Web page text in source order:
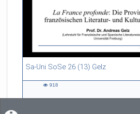
Sa-Uni SoSe 26 (13) Gelz
55:13 duration
918